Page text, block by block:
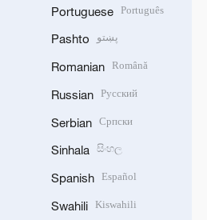
Portuguese Português
Pashto پښتو
Romanian Română
Russian Русский
Serbian Српски
Sinhala සිංහල
Spanish Español
Swahili Kiswahili